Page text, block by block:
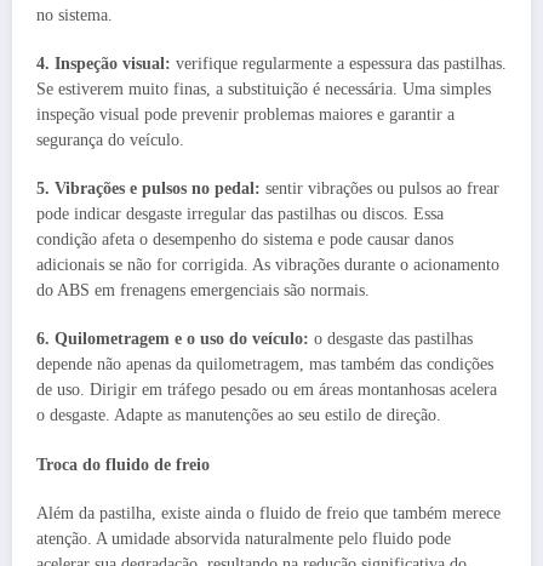
no sistema.
4. Inspeção visual: verifique regularmente a espessura das pastilhas.
Se estiverem muito finas, a substituição é necessária. Uma simples
inspeção visual pode prevenir problemas maiores e garantir a
segurança do veículo.
5. Vibrações e pulsos no pedal: sentir vibrações ou pulsos ao frear
pode indicar desgaste irregular das pastilhas ou discos. Essa
condição afeta o desempenho do sistema e pode causar danos
adicionais se não for corrigida. As vibrações durante o acionamento
do ABS em frenagens emergenciais são normais.
6. Quilometragem e o uso do veículo: o desgaste das pastilhas
depende não apenas da quilometragem, mas também das condições
de uso. Dirigir em tráfego pesado ou em áreas montanhosas acelera
o desgaste. Adapte as manutenções ao seu estilo de direção.
Troca do fluido de freio
Além da pastilha, existe ainda o fluido de freio que também merece
atenção. A umidade absorvida naturalmente pelo fluido pode